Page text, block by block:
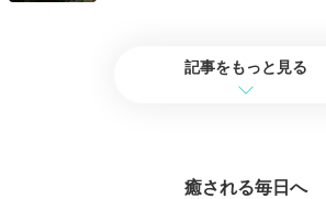
松を基調とした情緒豊かな日本庭園に
。回廊を歩くだけでも情緒に浸
記事をもっと見る
癒される毎日へ